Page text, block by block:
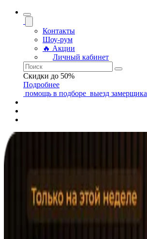
Контакты
Шоу-рум
🔥 Акции
Личный кабинет
Скидки до 50%
Подробнее
помощь в подборе выезд замерщика